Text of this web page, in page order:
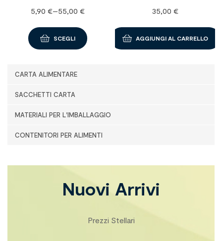
5,90 €–55,00 €
SCEGLI
35,00 €
AGGIUNGI AL CARRELLO
CARTA ALIMENTARE
SACCHETTI CARTA
MATERIALI PER L'IMBALLAGGIO
CONTENITORI PER ALIMENTI
Nuovi Arrivi
Prezzi Stellari